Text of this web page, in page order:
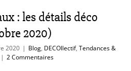
: les détails déco
2020)
2020 | Blog, DECOllectif, Tendances &
| 2 Commentaires